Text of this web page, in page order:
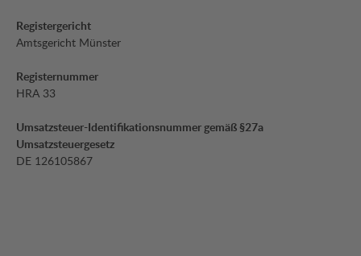
Registergericht
Amtsgericht Münster
Registernummer
HRA 33
Umsatzsteuer-Identifikationsnummer gemäß §27a
Umsatzsteuergesetz
DE 126105867